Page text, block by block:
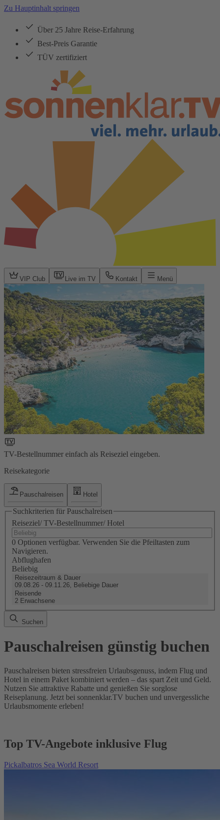
Zu Hauptinhalt springen
Über 25 Jahre Reise-Erfahrung
Best-Preis Garantie
TÜV zertifiziert
VIP Club Live im TV Kontakt Menü
TV-Bestellnummer einfach als Reiseziel eingeben.
Reisekategorie
Pauschalreisen Hotel
Suchkriterien für Pauschalreisen
Reiseziel/ TV-Bestellnummer/ Hotel
0 Optionen verfügbar. Verwenden Sie die Pfeiltasten zum
Navigieren.
Abflughafen
Beliebig
Reisezeitraum & Dauer
09.08.26 - 09.11.26, Beliebige Dauer
Reisende
2 Erwachsene
Suchen
Pauschalreisen günstig buchen
Pauschalreisen bieten stressfreien Urlaubsgenuss, indem Flug und
Hotel in einem Paket kombiniert werden – das spart Zeit und Geld.
Nutzen Sie attraktive Rabatte und genießen Sie sorglose
Reiseplanung. Jetzt bei sonnenklar.TV buchen und unvergessliche
Urlaubsmomente erleben!
Top TV-Angebote inklusive Flug
Pickalbatros Sea World Resort